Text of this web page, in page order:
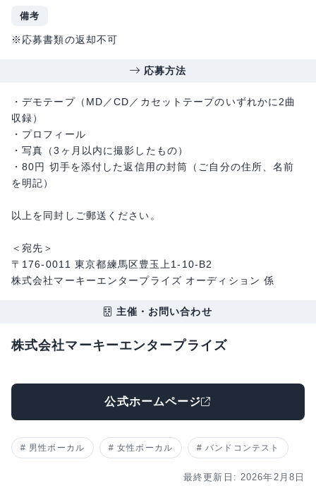
備考
※応募書類の返却不可
応募方法
・デモテープ（MD／CD／カセットテープのいずれかに2曲
収録）
・プロフィール
・写真（3ヶ月以内に撮影したもの）
・80円 切手を添付した返信用の封筒（ご自分の住所、名前
を明記）
以上を同封しご郵送ください。
＜宛先＞
〒176-0011 東京都練馬区豊玉上1-10-B2
株式会社マーキーエンタープライズ オーディション 係
主催・お問い合わせ
株式会社マーキーエンタープライズ
公式ホームページ
男性ボーカル 女性ボーカル バンドコンテスト
最終更新日: 2026年2月8日